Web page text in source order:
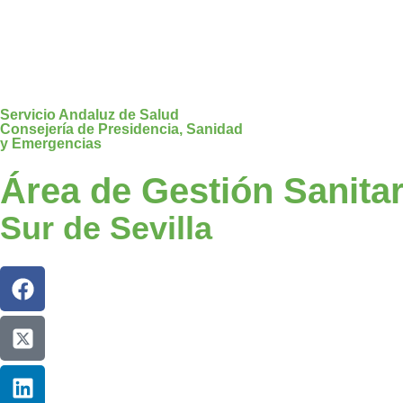
Servicio Andaluz de Salud
Consejería de Presidencia, Sanidad
y Emergencias
Área de Gestión
Sur de Sevilla